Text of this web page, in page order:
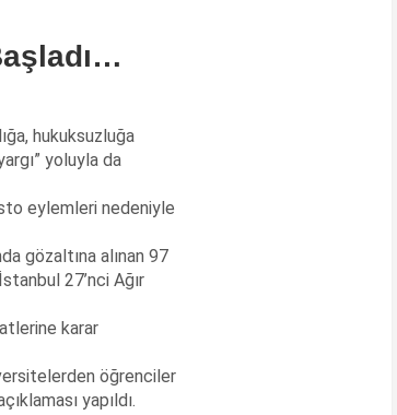
hukuksuzluğa
yoluyla da
eylemleri nedeniyle
gözaltına alınan 97
27’nci Ağır
karar
öğrenciler
yapıldı.